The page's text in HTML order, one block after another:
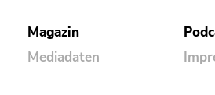
Magazin
Mediadaten